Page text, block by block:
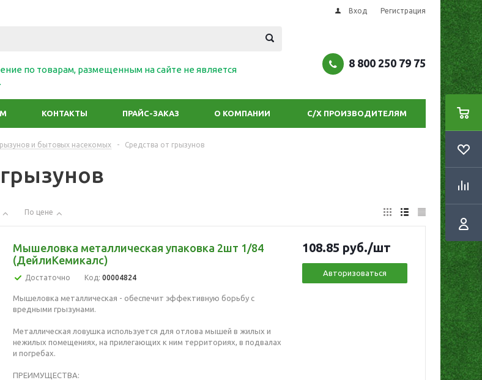
Вход Регистрация
по товарам, размещенным на сайте не является
8 800 250 79 75
КОНТАКТЫ ПРАЙС-ЗАКАЗ О КОМПАНИИ С/Х ПРОИЗВОДИТЕЛЯМ
и бытовых насекомых - Средства от грызунов
По цене
Мышеловка металлическая упаковка 2шт 1/84
(ДейлиКемикалс)
Достаточно Код: 00004824
Мышеловка металлическая - обеспечит эффективную борьбу с
вредными грызунами.
Металлическая ловушка используется для отлова мышей в жилых и
нежилых помещениях, на прилегающих к ним территориях, в подвалах
и погребах.
ПРЕИМУЩЕСТВА:
108.85 руб./шт
Авторизоваться